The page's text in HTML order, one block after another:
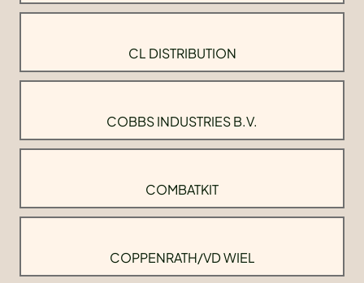
CL DISTRIBUTION
COBBS INDUSTRIES B.V.
COMBATKIT
COPPENRATH/VD WIEL